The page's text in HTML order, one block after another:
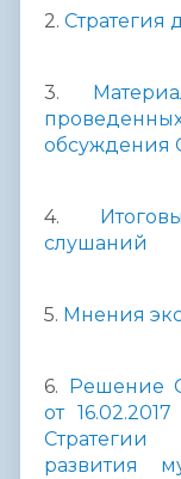
2. Стратегия
3.
обсуждения
4.
слушаний
5. Мнения
6. Решение
от
Стратегии
развития